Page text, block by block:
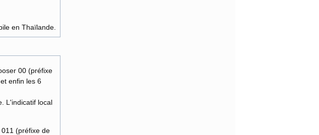
en Thaïlande.
00 (préfixe
L'indicatif local